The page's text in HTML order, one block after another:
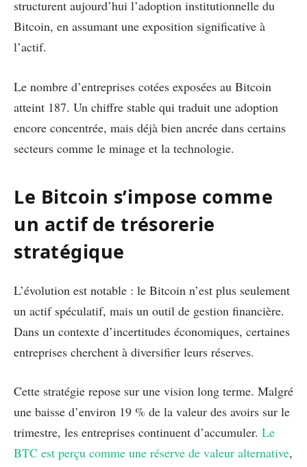
structurent aujourd’hui l’adoption institutionnelle du
Bitcoin, en assumant une exposition significative à
l’actif.
Le nombre d’entreprises cotées exposées au Bitcoin
atteint 187. Un chiffre stable qui traduit une adoption
encore concentrée, mais déjà bien ancrée dans certains
secteurs comme le minage et la technologie.
Le Bitcoin s’impose comme
un actif de trésorerie
stratégique
L’évolution est notable : le Bitcoin n’est plus seulement
un actif spéculatif, mais un outil de gestion financière.
Dans un contexte d’incertitudes économiques, certaines
entreprises cherchent à diversifier leurs réserves.
Cette stratégie repose sur une vision long terme. Malgré
une baisse d’environ 19 % de la valeur des avoirs sur le
trimestre, les entreprises continuent d’accumuler. Le
BTC est perçu comme une réserve de valeur alternative,